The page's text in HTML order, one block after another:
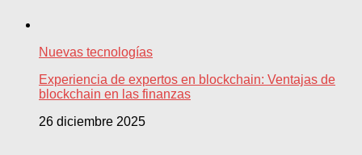
Nuevas tecnologías
Experiencia de expertos en blockchain: Ventajas de
blockchain en las finanzas
26 diciembre 2025